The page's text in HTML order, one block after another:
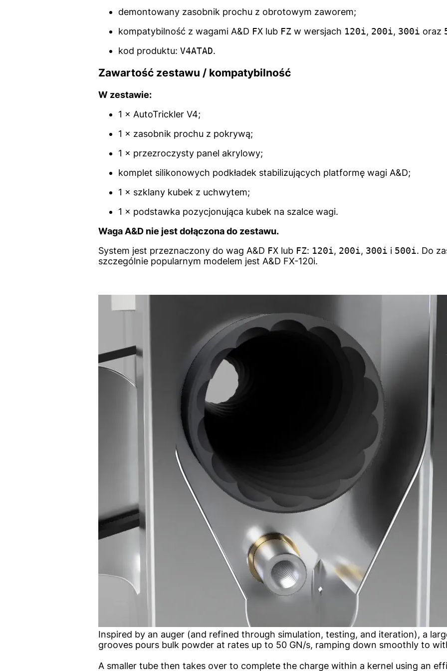
demontowany zasobnik prochu z obrotowym zaworem;
kompatybilność z wagami A&D FX lub FZ w wersjach 120i, 200i, 300i oraz
kod produktu: V4ATAD.
Zawartość zestawu / kompatybilność
W zestawie:
1 × AutoTrickler V4;
1 × zasobnik prochu z pokrywą;
1 × przezroczysty panel akrylowy;
komplet silikonowych podkładek stabilizujących platformę wagi A&D;
1 × szklany kubek z uchwytem;
1 × podstawka pozycjonująca kubek na szalce wagi.
Waga A&D nie jest dołączona do zestawu.
System jest przeznaczony do wag A&D FX lub FZ: 120i, 200i, 300i i 500i. Do
szczególnie popularnym modelem jest A&D FX-120i.
Inspired by an auger (and refined through simulation, testing, and iteration), a
grooves pours bulk powder at rates up to 50 GN/s, ramping down smoothly to
A smaller tube then takes over to complete the charge within a kernel using an